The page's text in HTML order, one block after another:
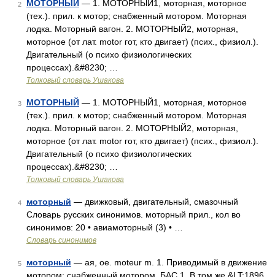
2 МОТОРНЫЙ — 1. МОТОРНЫЙ1, моторная, моторное
(тех.). прил. к мотор; снабженный мотором. Моторная
лодка. Моторный вагон. 2. МОТОРНЫЙ2, моторная,
моторное (от лат. motor гот, кто двигает) (псих., физиол.).
Двигательный (о психо физиологических
процессах).&#8230; …
Толковый словарь Ушакова
3 МОТОРНЫЙ — 1. МОТОРНЫЙ1, моторная, моторное
(тех.). прил. к мотор; снабженный мотором. Моторная
лодка. Моторный вагон. 2. МОТОРНЫЙ2, моторная,
моторное (от лат. motor гот, кто двигает) (псих., физиол.).
Двигательный (о психо физиологических
процессах).&#8230; …
Толковый словарь Ушакова
4 моторный — движковый, двигательный, смазочный
Словарь русских синонимов. моторный прил., кол во
синонимов: 20 • авиамоторный (3) • …
Словарь синонимов
5 моторный — ая, ое. moteur m. 1. Приводимый в движение